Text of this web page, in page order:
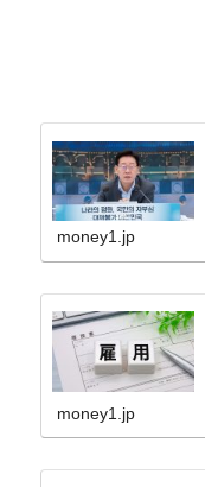
money1.jp
money1.jp